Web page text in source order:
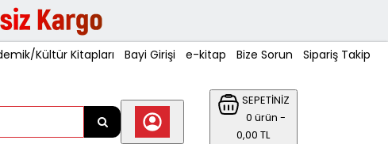
Kültür Kitapları Bayi Girişi e-kitap Bize Sorun Sipariş Takip
SEPETİNİZ
0 ürün -
0,00 TL